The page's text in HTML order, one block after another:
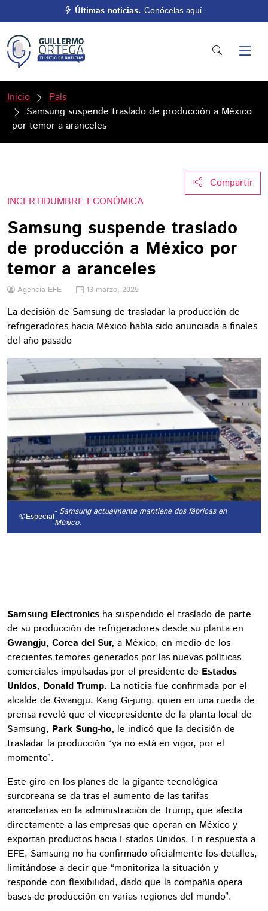
Últimas noticias. Conócelas aquí.
Inicio
País
Samsung suspende traslado de producción a México
por temor a aranceles
Compartir
INCERTIDUMBRE ECONÓMICA
Samsung suspende traslado
de producción a México por
temor a aranceles
Agencia EFE 13 marzo, 2025
La decisión de Samsung de trasladar la producción de
refrigeradores hacia México había sido anunciada a finales
del año pasado
©Especial- Samsung actualmente mantiene dos fábricas en
México.
Samsung Electronics ha suspendido el traslado de parte
de su producción de refrigeradores desde su planta en
Gwangju, Corea del Sur, a México, en medio de los
crecientes temores generados por las nuevas políticas
comerciales impulsadas por el presidente de Estados
Unidos, Donald Trump. La noticia fue confirmada por el
alcalde de Gwangju, Kang Gi-jung, quien en una rueda de
prensa reveló que el vicepresidente de la planta local de
Samsung, Park Sung-ho, le indicó que la decisión de
trasladar la producción “ya no está en vigor, por el
momento”.
Este giro en los planes de la gigante tecnológica
surcoreana se da tras el aumento de las tarifas
arancelarias en la administración de Trump, que afecta
directamente a las empresas que operan en México y
exportan productos hacia Estados Unidos. En respuesta a
EFE, Samsung no ha confirmado oficialmente los detalles,
limitándose a decir que “monitoriza la situación y
responde con flexibilidad, dado que la compañía opera
bases de producción en varias regiones del mundo”.